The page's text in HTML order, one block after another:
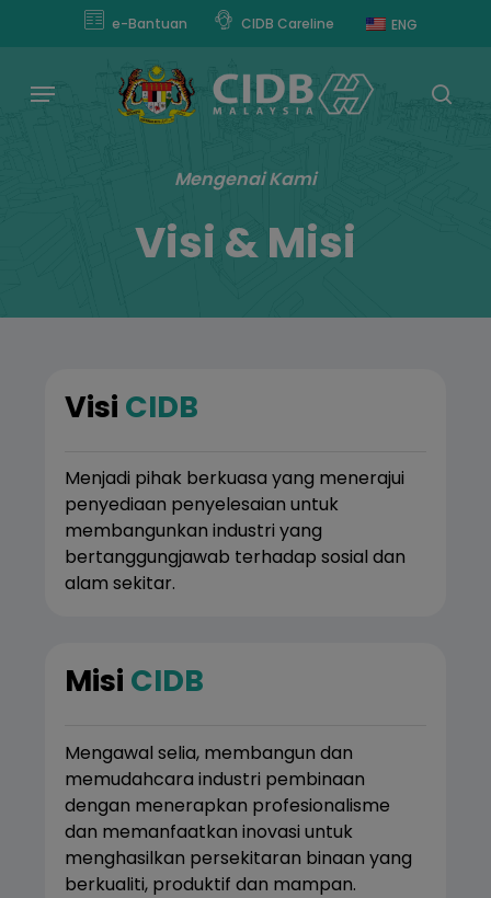
content
e-Bantuan CIDB Careline ENG
Menu
Mengenai Kami
Visi & Misi
Visi CIDB
Menjadi pihak berkuasa yang menerajui
penyediaan penyelesaian untuk
membangunkan industri yang
bertanggungjawab terhadap sosial dan
alam sekitar.
Misi CIDB
Mengawal selia, membangun dan
memudahcara industri pembinaan
dengan menerapkan profesionalisme
dan memanfaatkan inovasi untuk
menghasilkan persekitaran binaan yang
berkualiti, produktif dan mampan.